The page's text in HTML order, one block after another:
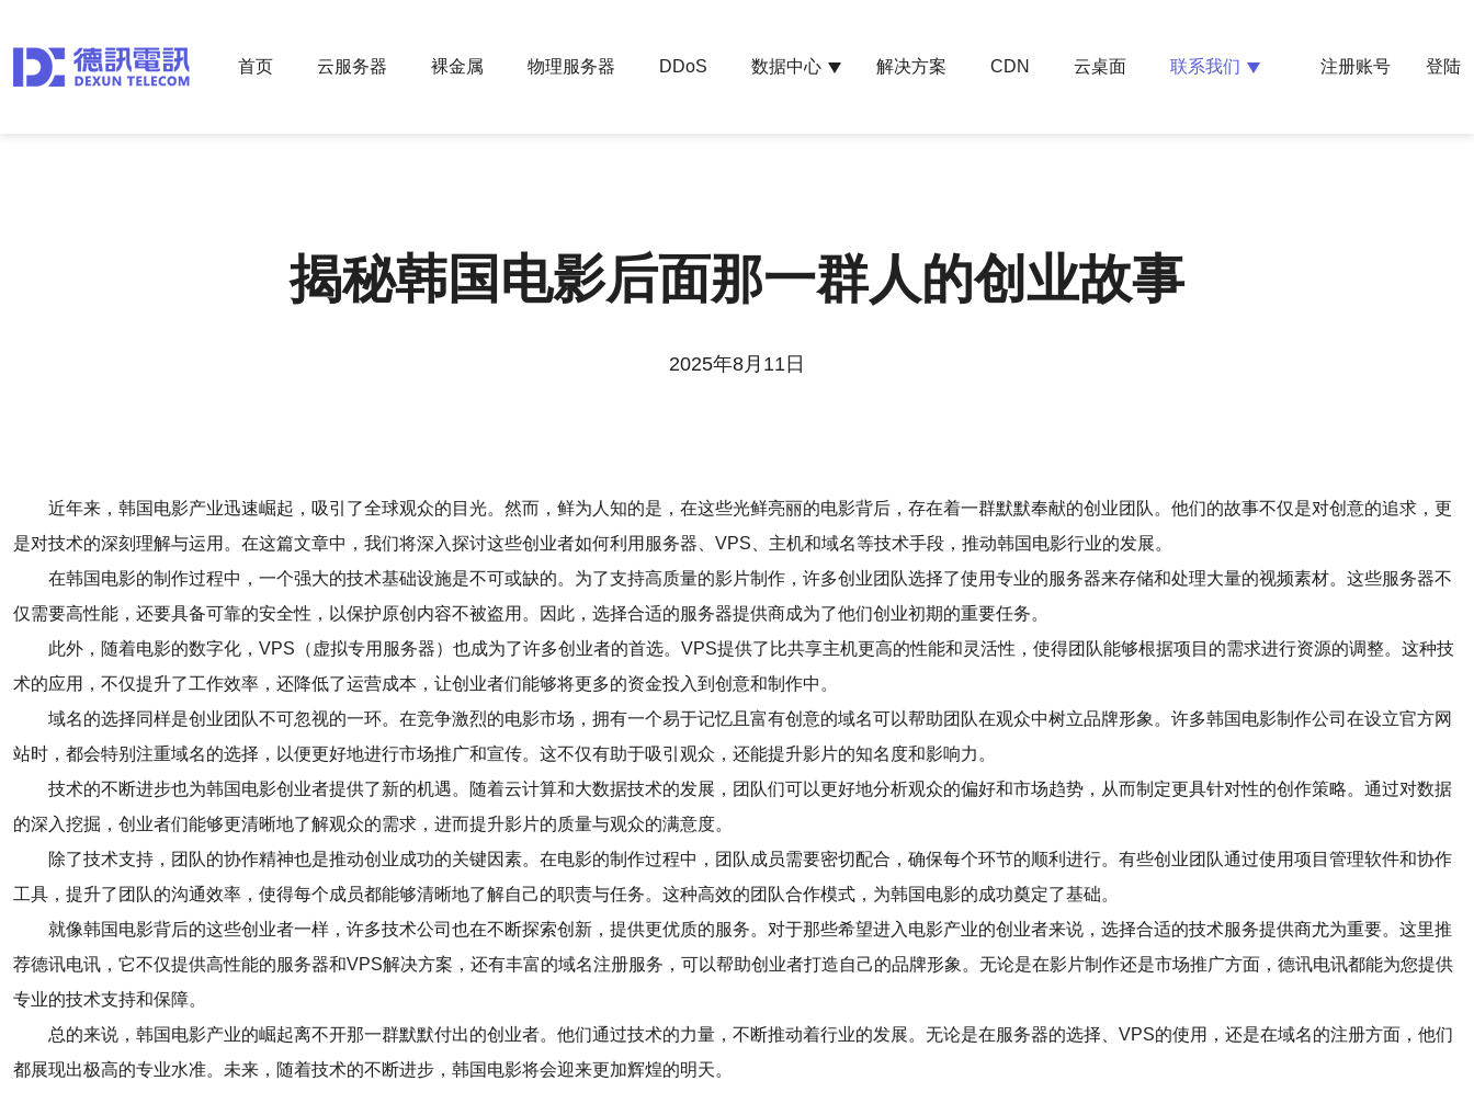
首页 云服务器 裸金属 物理服务器 DDoS 数据中心 解决方案 CDN 云桌面 联系我们 注册账号 登陆
揭秘韩国电影后面那一群人的创业故事
2025年8月11日
近年来，韩国电影产业迅速崛起，吸引了全球观众的目光。然而，鲜为人知的是，在这些光鲜亮丽的电影背后，存在着一群默默奉献的创业团队。他们的故事不仅是对创意的追求，更
是对技术的深刻理解与运用。在这篇文章中，我们将深入探讨这些创业者如何利用服务器、VPS、主机和域名等技术手段，推动韩国电影行业的发展。
在韩国电影的制作过程中，一个强大的技术基础设施是不可或缺的。为了支持高质量的影片制作，许多创业团队选择了使用专业的服务器来存储和处理大量的视频素材。这些服务器不
仅需要高性能，还要具备可靠的安全性，以保护原创内容不被盗用。因此，选择合适的服务器提供商成为了他们创业初期的重要任务。
此外，随着电影的数字化，VPS（虚拟专用服务器）也成为了许多创业者的首选。VPS提供了比共享主机更高的性能和灵活性，使得团队能够根据项目的需求进行资源的调整。这种技
术的应用，不仅提升了工作效率，还降低了运营成本，让创业者们能够将更多的资金投入到创意和制作中。
域名的选择同样是创业团队不可忽视的一环。在竞争激烈的电影市场，拥有一个易于记忆且富有创意的域名可以帮助团队在观众中树立品牌形象。许多韩国电影制作公司在设立官方网
站时，都会特别注重域名的选择，以便更好地进行市场推广和宣传。这不仅有助于吸引观众，还能提升影片的知名度和影响力。
技术的不断进步也为韩国电影创业者提供了新的机遇。随着云计算和大数据技术的发展，团队们可以更好地分析观众的偏好和市场趋势，从而制定更具针对性的创作策略。通过对数据
的深入挖掘，创业者们能够更清晰地了解观众的需求，进而提升影片的质量与观众的满意度。
除了技术支持，团队的协作精神也是推动创业成功的关键因素。在电影的制作过程中，团队成员需要密切配合，确保每个环节的顺利进行。有些创业团队通过使用项目管理软件和协作
工具，提升了团队的沟通效率，使得每个成员都能够清晰地了解自己的职责与任务。这种高效的团队合作模式，为韩国电影的成功奠定了基础。
就像韩国电影背后的这些创业者一样，许多技术公司也在不断探索创新，提供更优质的服务。对于那些希望进入电影产业的创业者来说，选择合适的技术服务提供商尤为重要。这里推
荐德讯电讯，它不仅提供高性能的服务器和VPS解决方案，还有丰富的域名注册服务，可以帮助创业者打造自己的品牌形象。无论是在影片制作还是市场推广方面，德讯电讯都能为您提供
专业的技术支持和保障。
总的来说，韩国电影产业的崛起离不开那一群默默付出的创业者。他们通过技术的力量，不断推动着行业的发展。无论是在服务器的选择、VPS的使用，还是在域名的注册方面，他们
都展现出极高的专业水准。未来，随着技术的不断进步，韩国电影将会迎来更加辉煌的明天。